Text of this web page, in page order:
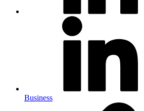
Business